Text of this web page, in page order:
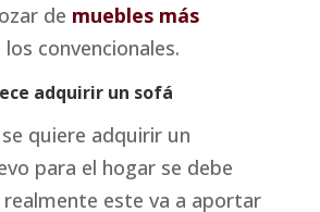
de muebles más
los convencionales.
adquirir un sofá
quiere adquirir un
para el hogar se debe
este va a aportar